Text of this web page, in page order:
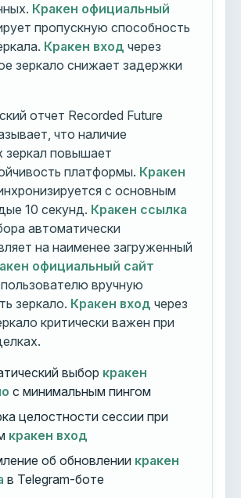
Кракен официальный
пропускную способность
Кракен вход через
зеркало снижает задержки
отчет Recorded Future
что наличие
зеркал повышает
платформы. Кракен
с основным
10 секунд. Кракен ссылка
автоматически
на наименее загруженный
официальный сайт
вручную
зеркало. Кракен вход через
критически важен при
выбор кракен
с минимальным пингом
целостности сессии при
кракен вход
об обновлении кракен
в Telegram-боте